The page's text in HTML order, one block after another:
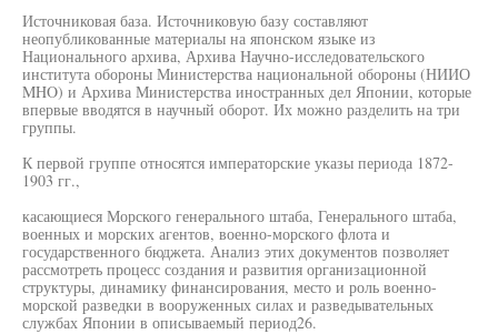
Источниковая база. Источниковую базу составляют
неопубликованные материалы на японском языке из
Национального архива, Архива Научно-исследовательского
института обороны Министерства национальной обороны (НИИО
MHO) и Архива Министерства иностранных дел Японии, которые
впервые вводятся в научный оборот. Их можно разделить на три
группы.
К первой группе относятся императорские указы периода 1872-
1903 гг.,
касающиеся Морского генерального штаба, Генерального штаба,
военных и морских агентов, военно-морского флота и
государственного бюджета. Анализ этих документов позволяет
рассмотреть процесс создания и развития организационной
структуры, динамику финансирования, место и роль военно-
морской разведки в вооруженных силах и разведывательных
службах Японии в описываемый период26.